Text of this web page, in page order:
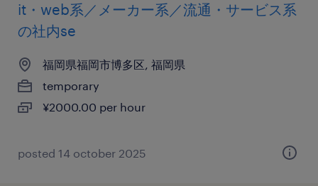
it・web系／メーカー系／流通・サービス系
の社内se
福岡県福岡市博多区, 福岡県
temporary
¥2000.00 per hour
posted 14 october 2025